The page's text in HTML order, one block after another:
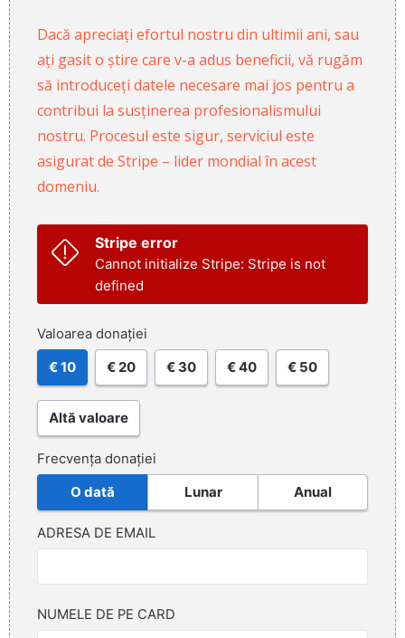
Dacă apreciați efortul nostru din ultimii ani, sau
ați gasit o știre care v-a adus beneficii, vă rugăm
să introduceți datele necesare mai jos pentru a
contribui la susținerea profesionalismului
nostru. Procesul este sigur, serviciul este
asigurat de Stripe – lider mondial în acest
domeniu.
Stripe error
Cannot initialize Stripe: Stripe is not
defined
Valoarea donației
€ 10 € 20 € 30 € 40 € 50
Altă valoare
Frecvența donației
O dată Lunar Anual
ADRESA DE EMAIL
NUMELE DE PE CARD